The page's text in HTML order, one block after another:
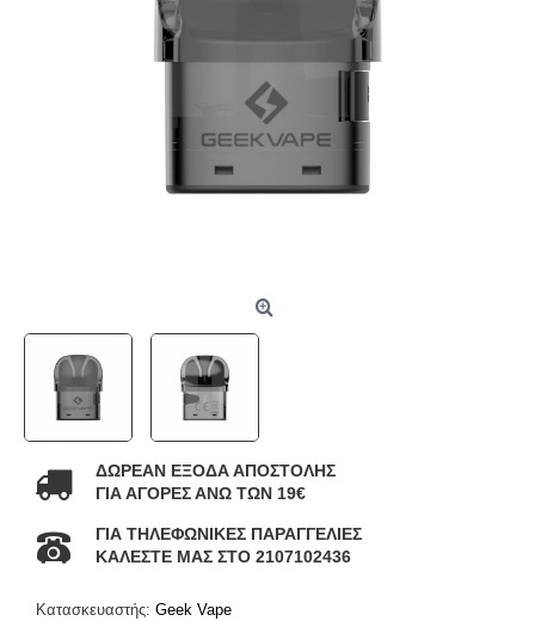
ΔΩΡΕΑΝ ΕΞΟΔΑ ΑΠΟΣΤΟΛΗΣ
ΓΙΑ ΑΓΟΡΕΣ ΑΝΩ ΤΩΝ 19€
ΓΙΑ ΤΗΛΕΦΩΝΙΚΕΣ ΠΑΡΑΓΓΕΛΙΕΣ
ΚΑΛΕΣΤΕ ΜΑΣ ΣΤΟ 2107102436
Κατασκευαστής: Geek Vape